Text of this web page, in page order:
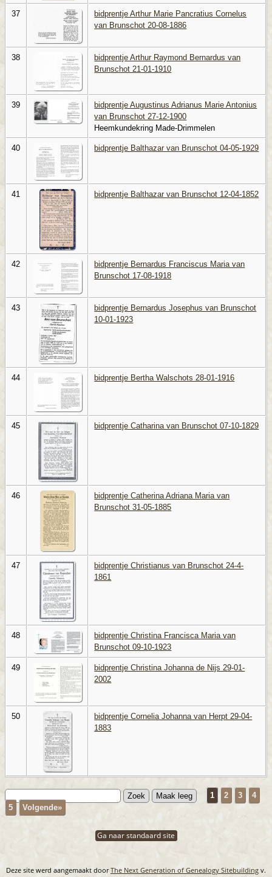
37
bidprentje Arthur Marie Pancratius Cornelus
van Brunschot 20-08-1886
38
bidprentje Arthur Raymond Bernardus van
Brunschot 21-01-1910
39
bidprentje Augustinus Adrianus Marie Antonius
van Brunschot 27-12-1900
Heemkundekring Made-Drimmelen
40 bidprentje Balthazar van Brunschot 04-05-1929
41 bidprentje Balthazar van Brunschot 12-04-1852
42
bidprentje Bernardus Franciscus Maria van
Brunschot 17-08-1918
43
bidprentje Bernardus Josephus van Brunschot
10-01-1923
44 bidprentje Bertha Walschots 28-01-1916
45 bidprentje Catharina van Brunschot 07-10-1829
46
bidprentje Catherina Adriana Maria van
Brunschot 31-05-1885
47
bidprentje Christianus van Brunschot 24-4-
1861
48
bidprentje Christina Francisca Maria van
Brunschot 09-10-1923
49
bidprentje Christina Johanna de Nijs 29-01-
2002
50
bidprentje Cornelia Johanna van Herpt 29-04-
1883
1 2 3
4
5
Volgende»
Ga naar standaard site
Deze site werd aangemaakt doorThe Next Generation of Genealogy Sitebuilding v.